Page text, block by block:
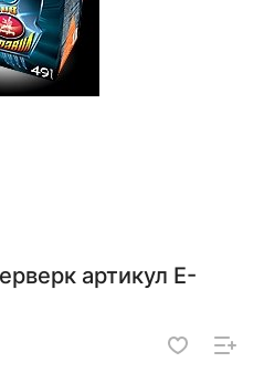
артикул Е-